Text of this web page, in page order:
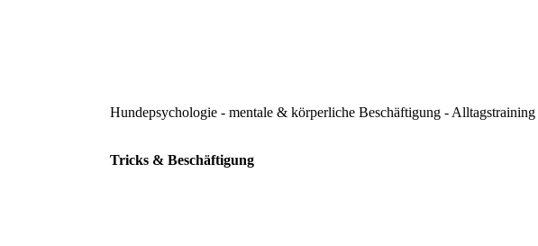
Hundepsychologie - mentale & körperliche Beschäftigung - Alltagstraining
Tricks & Beschäftigung